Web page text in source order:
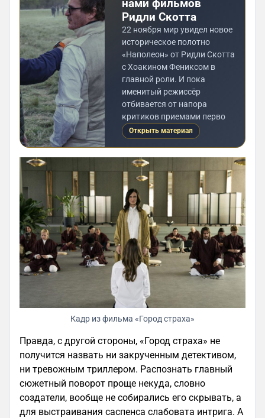
нами фильмов
Ридли Скотта
22 ноября мир увидел новое
историческое полотно
«Наполеон» от Ридли Скотта
с Хоакином Фениксом в
главной роли. И пока
именитый режиссёр
отбивается от напора
критиков приемами перво
Открыть материал
Кадр из фильма «Город страха»
Правда, с другой стороны, «Город страха» не
получится назвать ни закрученным детективом,
ни тревожным триллером. Распознать главный
сюжетный поворот проще некуда, словно
создатели, вообще не собирались его скрывать, а
для выстраивания саспенса слабовата интрига. А